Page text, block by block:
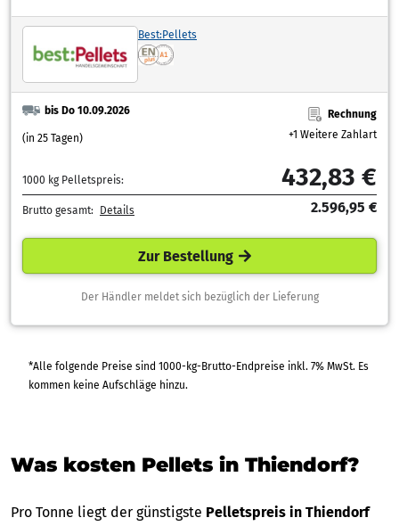
Best:Pellets
bis Do 10.09.2026
(in 25 Tagen)
Rechnung
+1 Weitere Zahlart
1000 kg Pelletspreis: 432,83 €
Brutto gesamt: Details 2.596,95 €
Zur Bestellung
Der Händler meldet sich bezüglich der Lieferung
*Alle folgende Preise sind 1000-kg-Brutto-Endpreise inkl. 7% MwSt. Es
kommen keine Aufschläge hinzu.
Was kosten Pellets in Thiendorf?
Pro Tonne liegt der günstigste Pelletspreis in Thiendorf